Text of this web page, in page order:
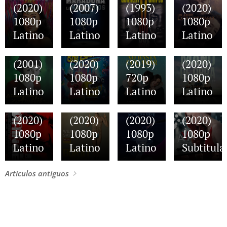
(2020)
1080p
Latino
(2007)
1080p
Latino
(1993)
1080p
Latino
(2020)
1080p
Latino
26.11.2020
Amelie
(2001)
1080p
Latino
Bob
Esponja
Al
Rescate
(2020)
1080p
Latino
No
Basta
con
Amar
(2019)
720p
Latino
07.11.2020
Mano
de
obra
(2020)
1080p
Latino
04.11.2020
Fuera
de
control
(2020)
1080p
Latino
04.11.2020
Borat
Siguiente
Película
Documental
(2020)
1080p
Latino
04.11.2020
Érase
una
vez un
muñeco
de
nieve
(2020)
1080p
Latino
04.11.2020
AVA
(2020)
1080p
Artículos antiguos